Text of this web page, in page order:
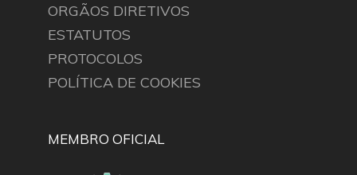
ORGÃOS DIRETIVOS
ESTATUTOS
PROTOCOLOS
POLÍTICA DE COOKIES
MEMBRO OFICIAL